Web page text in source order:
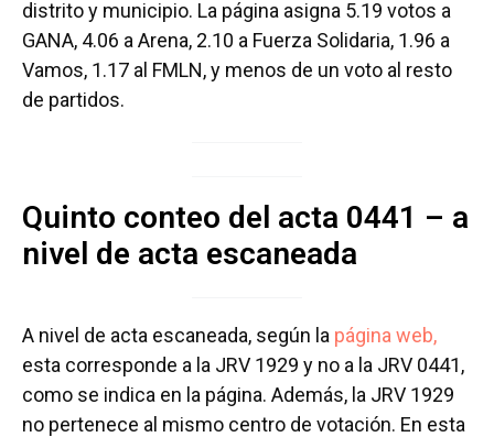
distrito y municipio. La página asigna 5.19 votos a
GANA, 4.06 a Arena, 2.10 a Fuerza Solidaria, 1.96 a
Vamos, 1.17 al FMLN, y menos de un voto al resto
de partidos.
Quinto conteo del acta 0441 – a
nivel de acta escaneada
A nivel de acta escaneada, según la página web,
esta corresponde a la JRV 1929 y no a la JRV 0441,
como se indica en la página. Además, la JRV 1929
no pertenece al mismo centro de votación. En esta